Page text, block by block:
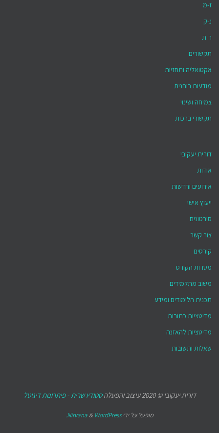
ז-מ
נ-ק
ר-ת
תקשורים
אקטואליה ותחזיות
מודעות רוחנית
צמיחה ושינוי
תקשורי ברכות
דורית יעקובי
אודות
אירועים וחדשות
ייעוץ אישי
סירטונים
צור קשר
קורסים
מטרות הקורס
משוב מתלמידים
תכנית הלימודים ומידע
מדיטציות כתובות
מדיטציות להאזנה
שאלות ותשובות
דורית יעקובי © 2020 עיצוב והפעלה סטודיו שרית - פיתרונות דיגיטל
מופעל על ידי Nirvana & WordPress.